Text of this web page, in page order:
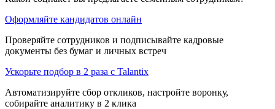
Оформляйте кандидатов онлайн
Проверяйте сотрудников и подписывайте кадровые
документы без бумаг и личных встреч
Ускорьте подбор в 2 раза с Talantix
Автоматизируйте сбор откликов, настройте воронку,
собирайте аналитику в 2 клика